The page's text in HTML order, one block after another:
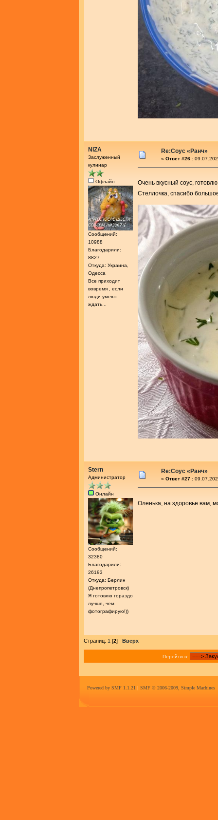
NIZA
Заслуженный
кулинар
Офлайн
Сообщений:
10988
Благодарили:
8827
Откуда: Украина,
Одесса
Все приходит
вовремя , если
люди умеют
ждать...
Re:Соус «Ранч»
« Ответ #26 :
Очень вкусный соус,
Стеллочка, спасибо
Stern
Администратор
Онлайн
Сообщений:
32380
Благодарили:
26193
Откуда: Берлин
(Днепропетровск)
Я готовлю гораздо
лучше, чем
фотографирую!))
Re:Соус «Ранч»
« Ответ #27 :
Оленька, на здоровье вам,
Страниц: 1 [2] Вверх
Перейти в:
Powered by SMF 1.1.21 | SMF © 2006-2009, Simple Machines